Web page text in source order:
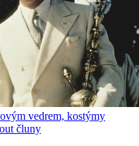
vedrem, kostýmy
čluny